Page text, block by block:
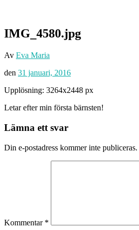
IMG_4580.jpg
Av Eva Maria
den 31 januari, 2016
Upplösning: 3264x2448 px
Letar efter min första bärnsten!
Lämna ett svar
Din e-postadress kommer inte publiceras.
Kommentar *